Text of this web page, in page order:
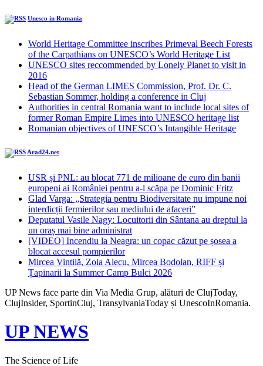
Unesco in Romania
World Heritage Committee inscribes Primeval Beech Forests
of the Carpathians on UNESCO’s World Heritage List
UNESCO sites reccommended by Lonely Planet to visit in
2016
Head of the German LIMES Commission, Prof. Dr. C.
Sebastian Sommer, holding a conference in Cluj
Authorities in central Romania want to include local sites of
former Roman Empire Limes into UNESCO heritage list
Romanian objectives of UNESCO’s Intangible Heritage
Arad24.net
USR și PNL: au blocat 771 de milioane de euro din banii
europeni ai României pentru a-l scăpa pe Dominic Fritz
Glad Varga: „Strategia pentru Biodiversitate nu impune noi
interdicții fermierilor sau mediului de afaceri”
Deputatul Vasile Nagy: Locuitorii din Sântana au dreptul la
un oraș mai bine administrat
[VIDEO] Incendiu la Neagra: un copac căzut pe șosea a
blocat accesul pompierilor
Mircea Vintilă, Zoia Alecu, Mircea Bodolan, RIFF și
Țapinarii la Summer Camp Bulci 2026
UP News face parte din Via Media Grup, alături de ClujToday,
ClujInsider, SportinCluj, TransylvaniaToday și UnescoInRomania.
UP NEWS
The Science of Life